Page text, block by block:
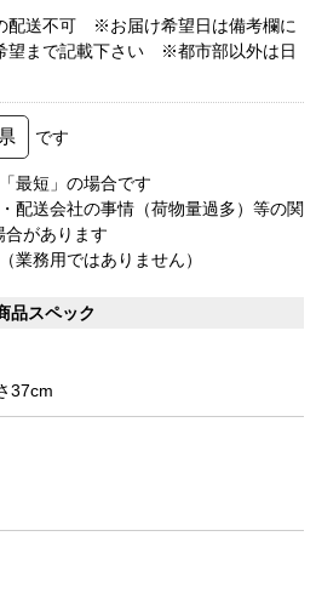
配送不可 ※お届け希望日は備考欄に
望まで記載下さい ※都市部以外は日
です
最短」の場合です
配送会社の事情（荷物量過多）等の関
合があります
業務用ではありません）
品スペック
37cm